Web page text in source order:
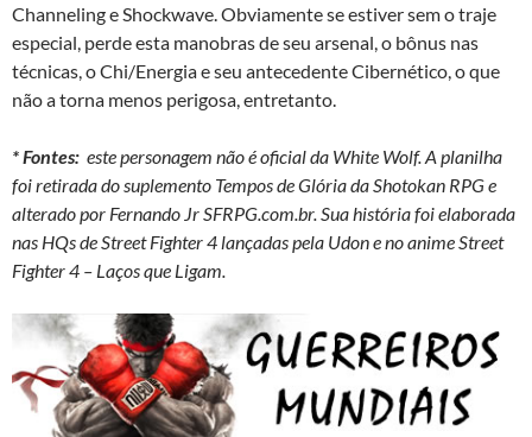
Channeling e Shockwave. Obviamente se estiver sem o traje
especial, perde esta manobras de seu arsenal, o bônus nas
técnicas, o Chi/Energia e seu antecedente Cibernético, o que
não a torna menos perigosa, entretanto.
* Fontes: este personagem não é oficial da White Wolf. A planilha
foi retirada do suplemento Tempos de Glória da Shotokan RPG e
alterado por Fernando Jr SFRPG.com.br. Sua história foi elaborada
nas HQs de Street Fighter 4 lançadas pela Udon e no anime Street
Fighter 4 – Laços que Ligam.